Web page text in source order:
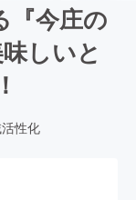
『今庄の
しいと
性化